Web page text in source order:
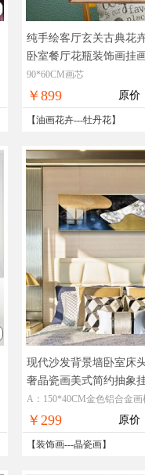
纯手绘客厅玄关古典花
卧室餐厅花瓶装饰画挂
油画花，实物拍摄，现
付，全国免邮
90*60CM画芯
￥899 原价
【油画花卉---牡丹花】
现代沙发背景墙卧室床
奢晶瓷画美式简约抽象
华极致工厂直销七天无
A：150*40CM金色铝合金画
￥299 原价
【装饰画---晶瓷画】